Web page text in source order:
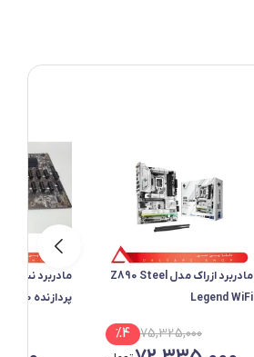
مادربرد ازراک مدل Z890 Steel
Legend WiFi
75,325,000
%4